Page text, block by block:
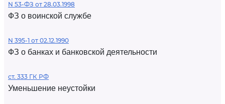
N 53-ФЗ от 28.03.1998
ФЗ о воинской службе
N 395-1 от 02.12.1990
ФЗ о банках и банковской деятельности
ст. 333 ГК РФ
Уменьшение неустойки